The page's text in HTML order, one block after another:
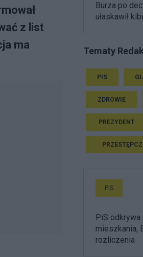
z list
ma
Burza po
ułaskawił
Tematy
PIS
ZDROWIE
PREZYDENT
PiS
PiS odkrywa
mieszkania,
rozliczenia